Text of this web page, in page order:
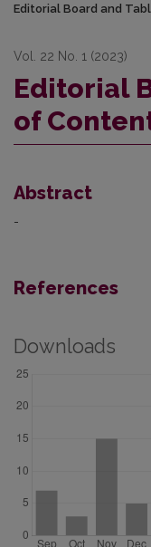
Editorial Board and
Vol. 22 No. 1 (2023)
Editorial
of
Abstract
-
References
Downloads